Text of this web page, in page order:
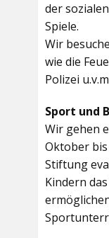
der
Spiele.
Wir
wie die
Polizei
Sport und
Wir gehen
Oktober
Stiftung
Kindern